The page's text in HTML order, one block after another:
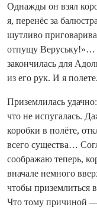
Однажды он взял
я, перенёс за
шутливо
отпущу Веруську!»…
закончилась для
из его рук. И я
Приземлилась
что не испугалась.
коробки в полёте,
всего существа…
соображаю теперь,
вначале немного
чтобы приземлиться
Что тому причиной